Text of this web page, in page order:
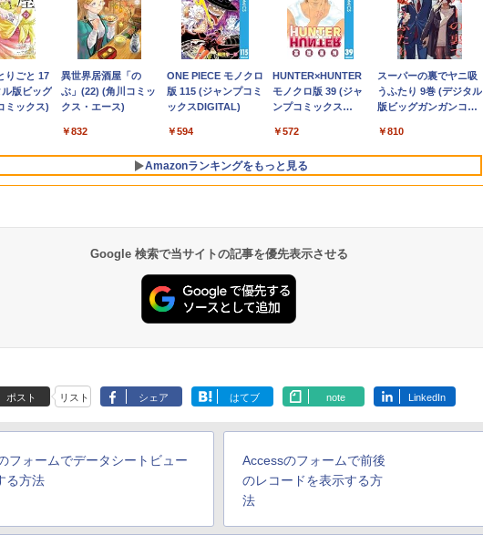
楽天1位！】ノー
新品第13世代
ートPC Office付
ソコン 初心者向
初期設定済
zoom 日本語キ
型 Intel
モリ8GB
大) 大容量バッテ
本日15倍！2色選べる新品
2026年最新モデル！
Pasoeco PR1595 15.6インチ
第13世代Intel N95
FHD1920*1080IPS液晶 最大
メモリ16GB SSD1TB Office
付きパソコン
MicrosoftOffice2024可 日本
語配列キーボード/Webカメ
Bluetooth ノートパソコン
￥55,800
【最新Office2024】Lenovo
ThinkPad L15 Gen3 第12世
代 Core i5 メモリ16GB 爆速
新品 SSD 1TB 15.6型 液晶 テ
HDMI端子 Type-C Wi-Fi
Bluetooth 初期設定済み 届
いてすぐ使える Windows11
Pro 64bit 送料無料 半年保証
￥59,800
【1500円OFFクーポン】
【やや訳有】【WEBカメラ
+フルHD】中古ノートパソコ
ン 中古パソコン 13.3インチ
SSD256GB メモリ16GB
Core i7 第11世代 Microsoft
Office付き Windows11
DELL Latitude 7320 ノート
パソコン 中古 PC パソコン
￥62,800
倍 送料無料 中古パソコン
11 Pro 64bit 搭載 DELL
リーズ（7010等） Core i7
3.4G/メモリ
DVD-ROM/激安セール
＼11日まで限定価格／ゲーミングPC
セット 新品 RTX5060 Ryzen7 5700X
メモリ16GB SSD500GB Windows11
デスクトップPC モニター付き 23.8型
IPS 100Hz 1年保証 高性能 配信 動画編
集 eスポーツ 初心者 一式 ゲーミング
パソコン デスクトップパソコン
￥181,070
LENOVO レノボ ThinkStation
PGX(30KL0005JP)
￥961,000
インチワイド液晶
黒色系で品番は店
せ！枠部分はなる
を選びます！
ブル付属】【30
＼本日限定500円値下げ／＼
楽天1位！2026年最新の超軽
量超薄型／モバイルモニター
15.6インチ フルHD 4K
144Hz タッチパネル バッテ
リー内蔵 無線接続 12モデル
選択 非光沢 IPSパネル Type-
C HDMI 軽量 薄型 リモート
ワーク ディスプレイ 持ち運
￥12,480
＼セール中6000円OFF／ グ
リーンハウス ゲーミングモ
ニター ディスプレイ ホワイ
ト 23.8型 165Hz フルHD
ミングディスプレイ モニタ
ー 液晶 VESA 壁掛け 144hz
PS5 Switch PR02 GH-
ELCG238B-WH
￥19,980
【2,000円クーポン＋P最大
31.5%還元！】ゲーミングモ
ニター 27インチモニター 液
晶ディスプレイ WQHD
(2560x1440) Fast IPS 200Hz
1ms(MPRT) 124%sRGB 低
ブルーライトフリッカーフリ
ーFreeSync & G-Sync対応
高輝度400cd/m² PS5対応
￥23,731
試問題解答
公立大編
町人Aは悪役令嬢をど
うしても救いたい〜ど
ぶと空と氷の姫君〜
10【電子書店共通特典
イラスト付】 【電子書
籍】[ 目黒三吉 ]
￥726
辺境の貧乏伯爵に嫁ぐ
ことになったので領地
改革に励みます〜the
letter from Boule〜
ラスト付】 【電子書
籍】[ 深山じお ]
￥726
楽譜 吹奏楽J−POP 好
きすぎて滅！〔Grade
3〕／M！LK【沖縄・
離島以外送料無料】
ふかふかダンジョン攻
略記〜俺の異世界転生
冒険譚〜/ 20 【電子書
籍】[ KAKERU ]
￥792
ワイト
Anker Soundcore
P31i ホワイト
￥5,990
Anker Soundcore
Liberty 5 ミッドナイ
トブラック
￥14,990
【2026年アップグレ
ード版】AOKIMI ワ
イヤレスイヤホン
V12 小型軽量 ブルー
トゥースHi-Fi 最大
36時間再生 ぶるーと
ゅーす コードレス
グ Type-C充電 マイ
ク付き 防水 タッチ式
音量調整 スポーツ/通
勤/通学/WEB会議
6.0(オフホワイト)
￥2,599
Xiaomi シャオミ
REDMI Buds 8 Lite ワ
イヤレスイヤホン
キャンセリング ANC
36時間再生
￥3,480
feat.
Jacob
BRUCE WAYNE feat.
Flo Milli, ATL Jacob
[Explicit]
￥250
On My Road
(Stadium ver.)
￥250
On My Road
(Stadium ver.)
￥250
BUGS LIFE
￥250
限
・は・す
ルレス
by Amazon 天然水
ラベルレス 500ml
×24本 富士山の天然
ミネラルウォーター
ペットボトル 静岡県
産 500ミリリットル
(Smart Basic)
￥1,380
by Amazon 天然水
ラベルレス 2L×9本
￥1,117
by Amazon 炭酸水
ラベルレス 500ml
×24本 強炭酸水 ペッ
ットル (Smart
Basic)
￥1,625
コカ・コーラ やかんの
麦茶 from 爽健美茶 ラ
ベルレス
￥2,009
りごと 17
版ビッグ
ミックス)
異世界居酒屋「の
ぶ」(22) (角川コミッ
クス・エース)
￥832
ONE PIECE モノクロ
版 115 (ジャンプコミ
ックスDIGITAL)
￥594
HUNTER×HUNTER
モノクロ版 39 (ジャ
ンプコミックス
￥572
スーパーの裏でヤニ吸
うふたり 9巻 (デジタル
版ビッグガンガンコミ
￥810
Amazonランキングをもっと見る
Google 検索で当サイトの記事を優先表示させる
ポスト リスト シェア はてブ note LinkedIn
フォームでデータシートビュー
る方法
Accessのフォームで前後
のレコードを表示する方
法